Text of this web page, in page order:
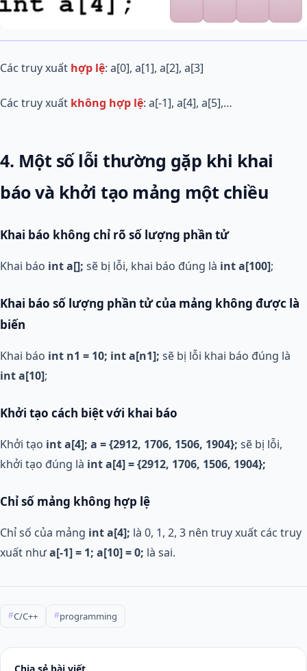
Các truy xuất hợp lệ: a[0], a[1], a[2], a[3]
Các truy xuất không hợp lệ: a[-1], a[4], a[5],…
4. Một số lỗi thường gặp khi khai
báo và khởi tạo mảng một chiều
Khai báo không chỉ rõ số lượng phần tử
Khai báo int a[]; sẽ bị lỗi, khai báo đúng là int a[100];
Khai báo số lượng phần tử của mảng không được là
biến
Khai báo int n1 = 10; int a[n1]; sẽ bị lỗi khai báo đúng là
int a[10];
Khởi tạo cách biệt với khai báo
Khởi tạo int a[4]; a = {2912, 1706, 1506, 1904}; sẽ bị lỗi,
khởi tạo đúng là int a[4] = {2912, 1706, 1506, 1904};
Chỉ số mảng không hợp lệ
Chỉ số của mảng int a[4]; là 0, 1, 2, 3 nên truy xuất các truy
xuất nhưa[-1] = 1; a[10] = 0; là sai.
#C/C++ #programming